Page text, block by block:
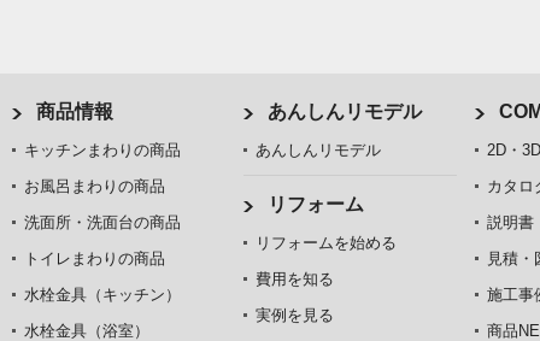
商品情報
キッチンまわりの商品
お風呂まわりの商品
洗面所・洗面台の商品
トイレまわりの商品
水栓金具（キッチン）
水栓金具（浴室）
あんしんリモデル
あんしんリモデル
リフォーム
リフォームを始める
費用を知る
実例を見る
2D・
カタロ
説明書
見積・
施工事
商品